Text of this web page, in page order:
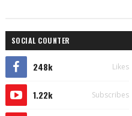
SOCIAL COUNTER
248k Likes
1.22k Subscribes